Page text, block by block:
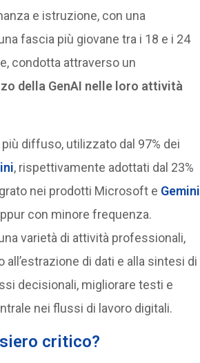
e istruzione, con una
fascia più giovane tra i 18 e i 24
condotta attraverso un
della GenAI nelle loro attività
diffuso, utilizzato dal 97% dei
, rispettivamente adottati dal 23%
nei prodotti Microsoft e Gemini
con minore frequenza.
varietà di attività professionali,
di dati e alla sintesi di
decisionali, migliorare testi e
nei flussi di lavoro digitali.
critico?